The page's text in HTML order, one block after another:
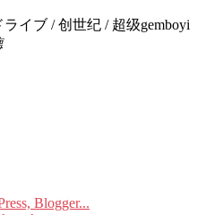
イブ / 创世纪 / 超级gemboyi